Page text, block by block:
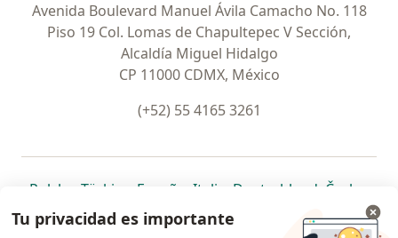
Avenida Boulevard Manuel Ávila Camacho No. 118
Piso 19 Col. Lomas de Chapultepec V Sección,
Alcaldía Miguel Hidalgo
CP 11000 CDMX, México
(+52) 55 4165 3261
Polska se abre en una nueva pestaña
Türkiye se abre en una nueva pestaña
España se abre en una nueva pestaña
Italia se abre en una nueva
Deutschlandse abre en
Česko
Portugal
se abre en una nueva pestaña
México se abre en una nueva pestaña
Chile se abre en una nueva pestaña
Brasil se abre en una nueva
se abre en
se
se abre en una nueva
Tu privacidad es importante